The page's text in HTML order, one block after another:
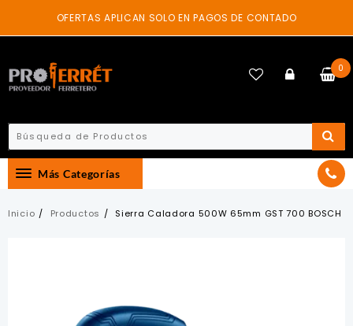
content
OFERTAS APLICAN SOLO EN PAGOS DE CONTADO
0
Más Categorías
Inicio Productos Sierra Caladora 500W 65mm GST 700 BOSCH